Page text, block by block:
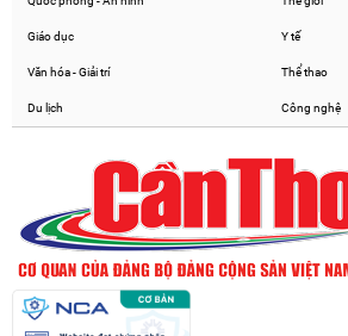
Giáo dục Y tế
Văn hóa - Giải trí Thể thao
Du lịch Công nghệ